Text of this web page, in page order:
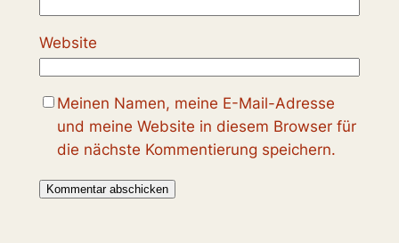
Website
Meinen Namen, meine E-Mail-Adresse
und meine Website in diesem Browser für
die nächste Kommentierung speichern.